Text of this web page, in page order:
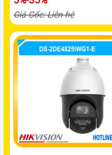
Giá Gốc: Liên hệ